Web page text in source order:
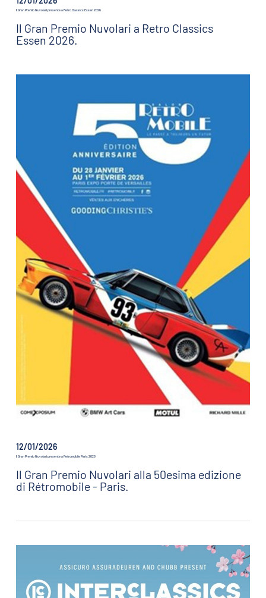
Il Gran Premio Nuvolari presente a Retro Classics Essen 2026
Il Gran Premio Nuvolari a Retro Classics
Essen 2026.
12/01/2026
Il Gran Premio Nuvolari presente a Retromobile Paris 2026
Il Gran Premio Nuvolari alla 50esima edizione
di Rétromobile - Paris.